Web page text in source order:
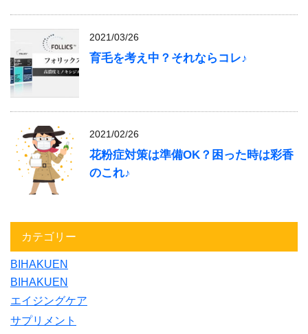
2021/03/26
育毛を考え中？それならコレ♪
2021/02/26
花粉症対策は準備OK？困った時は彩香
のこれ♪
カテゴリー
BIHAKUEN
BIHAKUEN
エイジングケア
サプリメント